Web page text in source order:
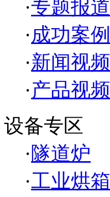
·专题报道
·成功案例
·新闻视频
·产品视频
设备专区
·隧道炉
·工业烘箱